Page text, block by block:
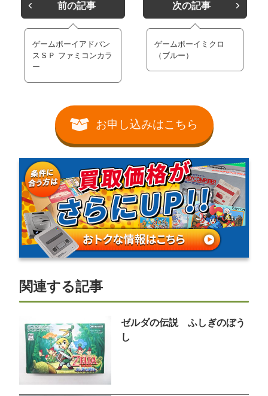
前の記事
ゲームボーイアドバン
スＳＰ ファミコンカラ
ー
次の記事
ゲームボーイミクロ
（ブルー）
お申し込みはこちら
関連する記事
ゼルダの伝説 ふしぎのぼう
し